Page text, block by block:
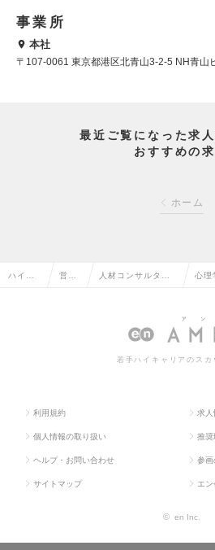
事業所
本社
〒107-0061 東京都港区北青山3-2-5 NH青山
最近ご覧になった求
おすすめの求
ホーム
ハイク 営業 人材コンサルタン
ターの転職
心理
ン
若手ハイキャリアのスカ
利用規約 求人
個人情報の取り扱い 推奨
ヘルプ・お問い合わせ 参画
サイトマップ エ
© en Inc.